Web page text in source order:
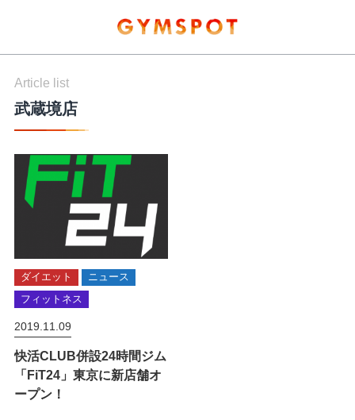
Article list
武蔵境店
ダイエット
ニュース
フィットネス
2019.11.09
快活CLUB併設24時間ジム
「FiT24」東京に新店舗オ
ープン！